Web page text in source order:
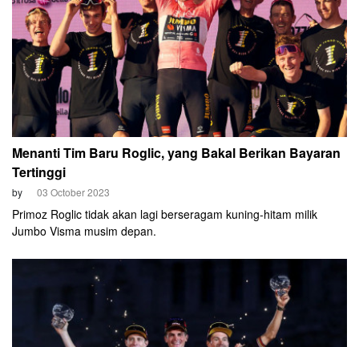
Menanti Tim Baru Roglic, yang Bakal Berikan Bayaran
Tertinggi
by 03 October 2023
Primoz Roglic tidak akan lagi berseragam kuning-hitam milik
Jumbo Visma musim depan.